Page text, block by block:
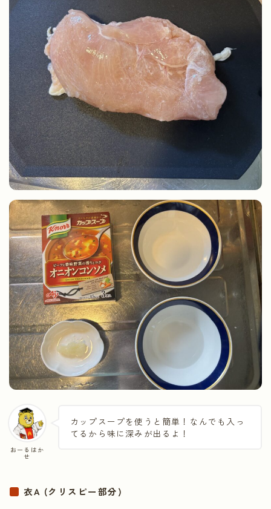
おーるはか
せ
カップスープを使うと簡単！なんでも入っ
てるから味に深みが出るよ！
衣A (クリスピー部分)